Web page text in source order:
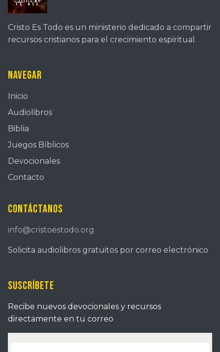
Cristo Es Todo es un ministerio dedicado a compartir
recursos cristianos para el crecimiento espiritual.
Navegar
Inicio
Audiolibros
Biblia
Juegos Bíblicos
Devocionales
Contacto
Contáctanos
info@cristoestodo.org
Solicita audiolibros gratuitos por correo electrónico
Suscríbete
Recibe nuevos devocionales y recursos
directamente en tu correo